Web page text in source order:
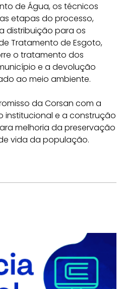
de Água, os técnicos
etapas do processo,
distribuição para os
Tratamento de Esgoto,
o tratamento dos
e a devolução
ao meio ambiente.
da Corsan com a
institucional e a construção
melhoria da preservação
vida da população.